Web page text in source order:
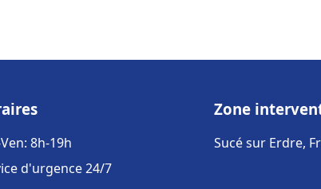
8h-19h
d'urgence 24/7
Zone
Sucé sur Erdre,